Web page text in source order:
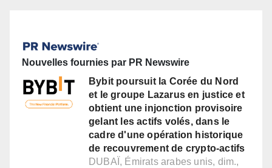
Nouvelles fournies par PR Newswire
Bybit poursuit la Corée du Nord
et le groupe Lazarus en justice et
obtient une injonction provisoire
gelant les actifs volés, dans le
cadre d'une opération historique
de recouvrement de crypto-actifs
DUBAÏ, Émirats arabes unis, dim.,